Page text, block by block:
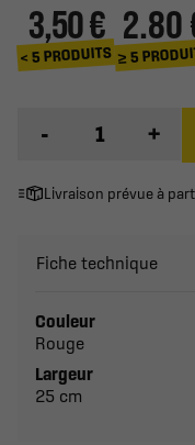
3,50 €
< 5 PRODUITS
2.80
≥ 5
- +
Livraison prévue à
Fiche technique
Couleur
Rouge
Largeur
25 cm